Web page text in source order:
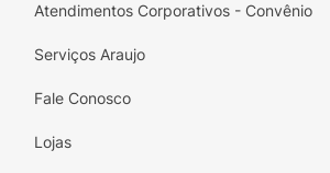
Atendimentos Corporativos - Convênio
Serviços Araujo
Fale Conosco
Lojas